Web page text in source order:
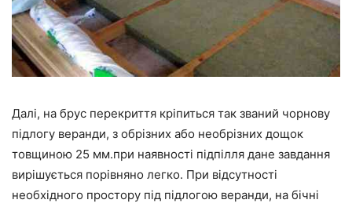
Далі, на брус перекриття кріпиться так званий чорнову
підлогу веранди, з обрізних або необрізних дощок
товщиною 25 мм.при наявності підпілля дане завдання
вирішується порівняно легко. При відсутності
необхідного простору під підлогою веранди, на бічні